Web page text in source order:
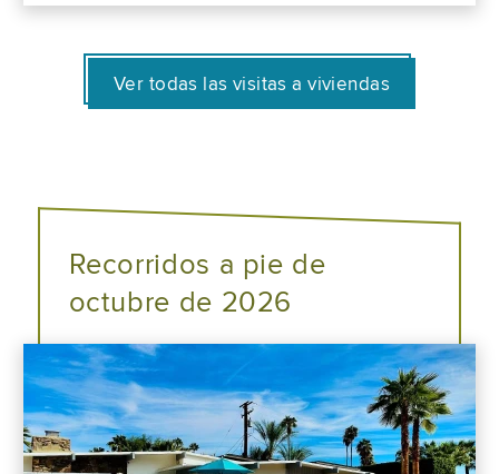
Ver todas las visitas a viviendas
Recorridos a pie de
octubre de 2026